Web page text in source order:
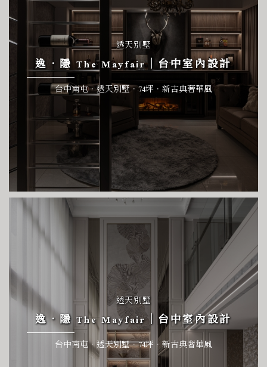
透天別墅
逸．隱 The Mayfair｜台中室內設計
台中南屯．透天別墅．74坪．新古典奢華風
透天別墅
逸．隱 The Mayfair｜台中室內設計
台中南屯．透天別墅．74坪．新古典奢華風